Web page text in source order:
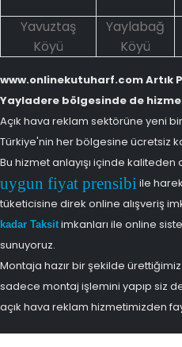
Yavuztaş
Köyü
Yaylabağ
Köyü
www.onlinekutuharf.com Artık
Yayladere bölgesinde de
Açık hava reklam sektörüne yeni
Türkiye'nin her bölgesine ücretsiz
Bu hizmet anlayışı içinde
uygun fiyat prensibi ile
tüketicisine direk online alışveriş
kadar Taksitimkanları ile online
sunuyoruz.
Montaja hazır bir şekilde
sadece montaj işlemini yapıp siz de
açık hava reklam hizmetimizden